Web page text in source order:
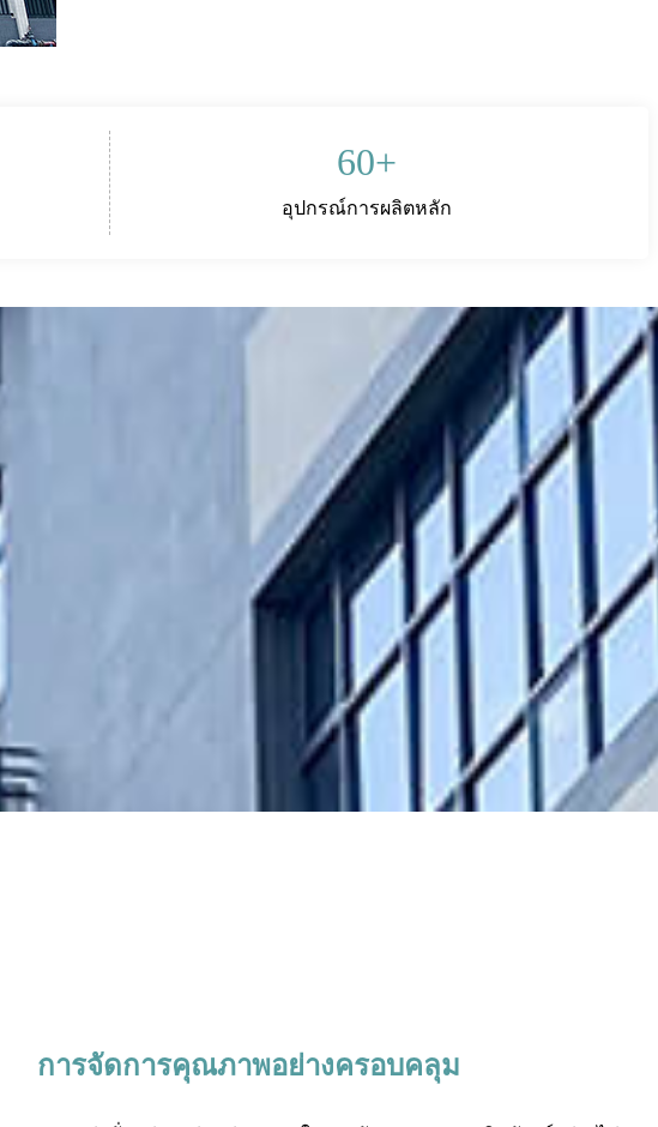
60+
อุปกรณ์การผลิตหลัก
การจัดการคุณภาพอย่างครอบคลุม